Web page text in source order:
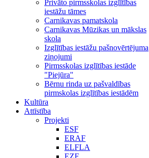
Privāto pirmsskolas izglītības
iestāžu tāmes
Carnikavas pamatskola
Carnikavas Mūzikas un mākslas
skola
Izglītības iestāžu pašnovērtējuma
ziņojumi
Pirmsskolas izglītības iestāde
"Piejūra"
Bērnu rinda uz pašvaldības
pirmskolas izglītības iestādēm
Kultūra
Attīstība
Projekti
ESF
ERAF
ELFLA